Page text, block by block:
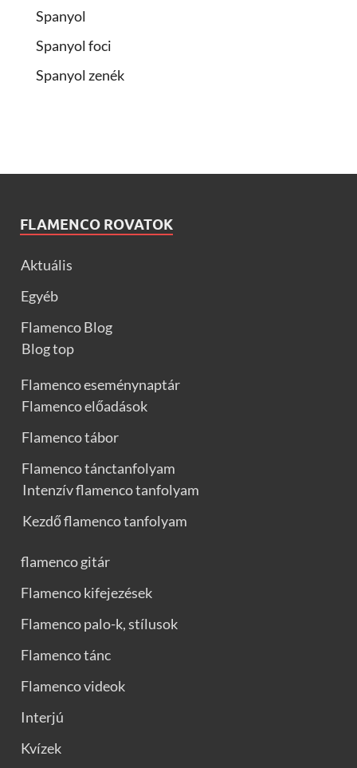
Spanyol
Spanyol foci
Spanyol zenék
FLAMENCO ROVATOK
Aktuális
Egyéb
Flamenco Blog
Blog top
Flamenco eseménynaptár
Flamenco előadások
Flamenco tábor
Flamenco tánctanfolyam
Intenzív flamenco tanfolyam
Kezdő flamenco tanfolyam
flamenco gitár
Flamenco kifejezések
Flamenco palo-k, stílusok
Flamenco tánc
Flamenco videok
Interjú
Kvízek